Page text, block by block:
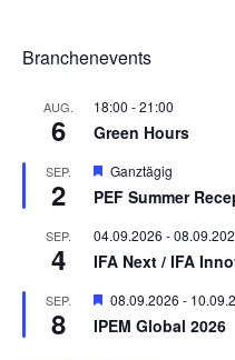
Branchenevents
AUG.
6
18:00 -21:00
Green Hours
SEP.
2
Hervorgehoben
Ganztägig
PEF Summer
SEP.
4
04.09.2026 -
IFA Next / IFA
SEP.
8
Hervorgehoben
08.09.2026 -
IPEM Global 2026